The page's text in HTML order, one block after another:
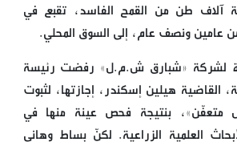
آلاف طن من القمح الفاسد، تقبع في
عامين ونصف عام، إلى السوق المحلي.
لشركة «شبارق ش.م.ل» رفضت رئيسة
القاضية هيلين إسكندر، إجازتها، لثبوت
متعفّن»، بنتيجة فحص عينة منها في
العلمية الزراعية. لكنّ بساط وهاني